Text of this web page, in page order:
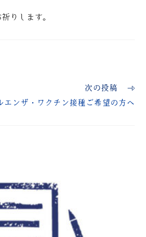
りします。
次の投稿
エンザ・ワクチン接種ご希望の方へ